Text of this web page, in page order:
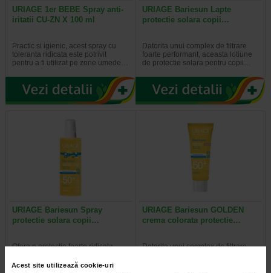
Acest site utilizează cookie-uri
URIAGE 1er BEBE Spray anti-
iritatii CU-ZN X 100 ml
Practic si igienic, acest spray cu
toleranta ridicata este potrivit
pentru a fi utilizat pe zone umede…
URIAGE Bariesun Lapte
protectie solara copii…
Datorita unui complex de filtrare
foarte performant, aceasta lotiune
de protectie solara pentru copii…
URIAGE Bariesun Spray
protectie solara copii…
Ofera o protectie foarte ridicata
impotriva radicalilor liberi. Cu…
URIAGE Bariesun GOLDEN
crema colorata protectie…
Datorita unui complex de filtrare